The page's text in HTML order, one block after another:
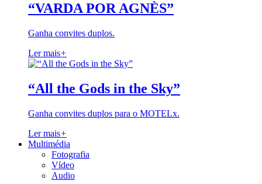
“VARDA POR AGNÈS”
Ganha convites duplos.
Ler mais+
“All the Gods in the Sky”
Ganha convites duplos para o MOTELx.
Ler mais+
Multimédia
Fotografia
Vídeo
Audio